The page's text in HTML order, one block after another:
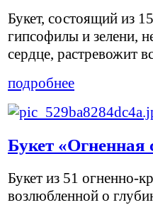
Букет, состоящий из
гипсофилы и зелени,
сердце, растревожит
подробнее
Букет «Огненная
Букет из 51 огненно-
возлюбленной о